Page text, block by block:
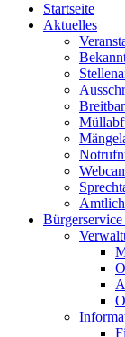
Startseite
Aktuelles